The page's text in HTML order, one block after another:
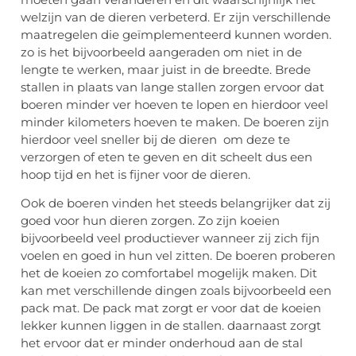
welzijn van de dieren verbeterd. Er zijn verschillende
maatregelen die geïmplementeerd kunnen worden.
zo is het bijvoorbeeld aangeraden om niet in de
lengte te werken, maar juist in de breedte. Brede
stallen in plaats van lange stallen zorgen ervoor dat
boeren minder ver hoeven te lopen en hierdoor veel
minder kilometers hoeven te maken. De boeren zijn
hierdoor veel sneller bij de dieren om deze te
verzorgen of eten te geven en dit scheelt dus een
hoop tijd en het is fijner voor de dieren.
Ook de boeren vinden het steeds belangrijker dat zij
goed voor hun dieren zorgen. Zo zijn koeien
bijvoorbeeld veel productiever wanneer zij zich fijn
voelen en goed in hun vel zitten. De boeren proberen
het de koeien zo comfortabel mogelijk maken. Dit
kan met verschillende dingen zoals bijvoorbeeld een
pack mat. De pack mat zorgt er voor dat de koeien
lekker kunnen liggen in de stallen. daarnaast zorgt
het ervoor dat er minder onderhoud aan de stal